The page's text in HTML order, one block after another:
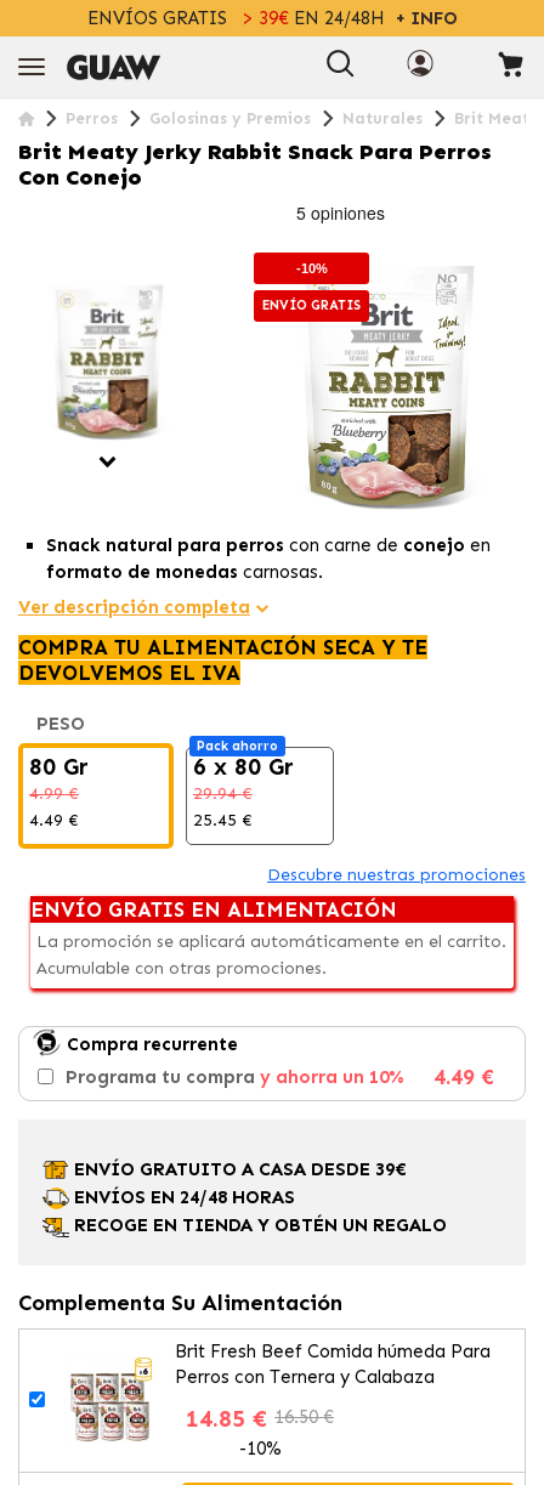
ENVÍOS GRATIS > 39€EN 24/48H + INFO
Perros Golosinas y Premios Naturales Brit Meaty
Brit Meaty Jerky Rabbit Snack Para Perros
Con Conejo
-10%
ENVÍO GRATIS
Snack natural para perros con carne de conejo en
formato de monedas carnosas.
Rico en proteínas y fácil de digerir, ideal para
sensibles.
Sin conservantes ni aditivos artificiales, perfecto como
recompensa diaria.
Ver descripción completa
COMPRA TU ALIMENTACIÓN SECA Y TE
DEVOLVEMOS EL IVA
PESO
80 Gr
4.99 €
4.49 €
Pack ahorro
6 x 80 Gr
29.94 €
25.45 €
Descubre nuestras promociones
ENVÍO GRATIS EN ALIMENTACIÓN
La promoción se aplicará automáticamente en el carrito.
Acumulable con otras promociones.
Compra recurrente
Programa tu compra y ahorra un 10% 4.49 €
ENVÍO GRATUITO A CASA DESDE 39€
ENVÍOS EN 24/48 HORAS
RECOGE EN TIENDA Y OBTÉN UN REGALO
Complementa Su Alimentación
Brit Fresh Beef Comida húmeda Para
Perros con Ternera y Calabaza
14.85 € 16.50 €
-10%